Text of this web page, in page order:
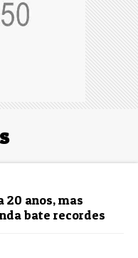
20 anos, mas
bate recordes